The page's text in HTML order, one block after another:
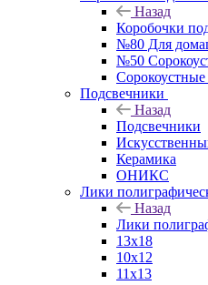
Назад
Коробочки
№80 Для
№50
Подсвечники
Назад
Подсвечники
Керамика
ОНИКС
Лики
Назад
Лики
13x18
10x12
11х13